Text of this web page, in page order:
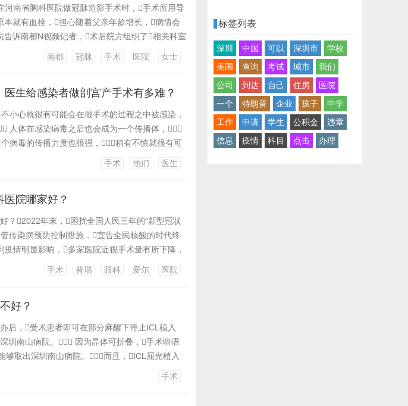
南省胸科医院做冠脉造影手术时，手术所用导
就有血栓，担心随着父亲年龄增长，病情会
诉南都N视频记者，术后院方组织了相关科室
弥漫性动脉硬化重度狭窄病变及钙化有关。
南都 冠脉 手术 医院 女士
生给感染者做剖宫产手术有多难？
小心就很有可能会在做手术的过程之中被感染，
人体在感染病毒之后也会成为一个传播体，
病毒的传播力度也很强，稍有不慎就很有可
就成为了一个重要的问题。 很多的政府部
手术 他们 医生
院哪家好？
？2022年末，困扰全国人民三年的“新型冠状
传染病预防控制措施，宣告全民核酸的时代终
情明显影响，多家医院近视手术量有所下降，
涨，连续三年位列全市前三。 回归医疗本质，
手术 普瑞 眼科 爱尔 医院
好？
后，受术患者即可在部分麻醒下停止ICL植入
圳南山病院。 因为晶体可折叠，手术暗语
取出深圳南山病院。而且，ICL屈光植入
越的视觉量量可提早预见。LZ建议你去深
手术
标签列表
深圳 中国 可以 深圳市
学校
美国
查询 考试 城市
我们
公司
到达 自己 住房
医院
一个
特朗普 企业 孩子
中学
工作
申请 学生 公积金
违章
信息
疫情 科目 点击 办理